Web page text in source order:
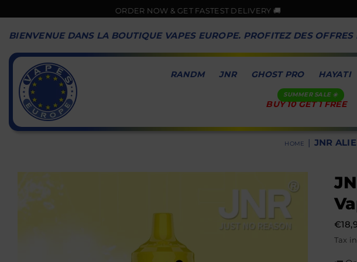
ORDER NOW & GET FASTEST DELIVERY 🚚
BIENVENUE DANS LA BOUTIQUE VAPES EUROPE. PROFITEZ DES OFFRES
VAPES
EUROPE
RANDM JNR GHOST PRO HAYATI
BUY 10 GET 1 FREE
HOME | JNR
Prix
Tax